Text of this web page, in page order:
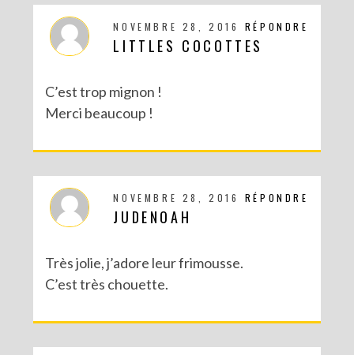
RÉPONDRE
NOVEMBRE 28, 2016
LITTLES COCOTTES
C’est trop mignon !
Merci beaucoup !
RÉPONDRE
NOVEMBRE 28, 2016
JUDENOAH
Très jolie, j’adore leur frimousse.
C’est très chouette.